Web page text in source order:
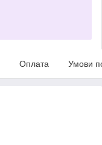
Оплата Умови